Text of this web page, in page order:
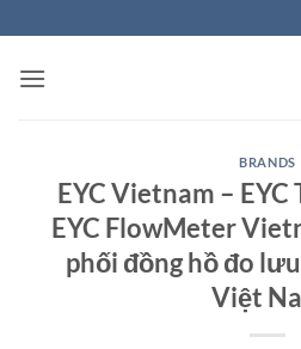
to
content
BRANDS
EYC Vietnam –
EYC FlowMeter
phối đồng hồ đo
Việt